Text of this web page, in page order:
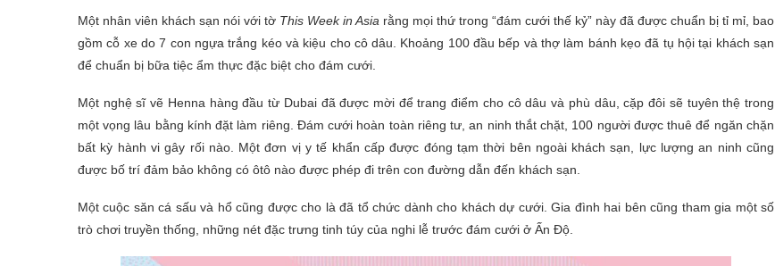
Một nhân viên khách sạn nói với tờ This Week in Asia rằng mọi thứ trong “đám cưới thế kỷ” này đã được chuẩn bị tỉ mỉ, bao
gồm cỗ xe do 7 con ngựa trắng kéo và kiệu cho cô dâu. Khoảng 100 đầu bếp và thợ làm bánh kẹo đã tụ hội tại khách sạn
để chuẩn bị bữa tiệc ẩm thực đặc biệt cho đám cưới.
Một nghệ sĩ vẽ Henna hàng đầu từ Dubai đã được mời để trang điểm cho cô dâu và phù dâu, cặp đôi sẽ tuyên thệ trong
một vọng lâu bằng kính đặt làm riêng. Đám cưới hoàn toàn riêng tư, an ninh thắt chặt, 100 người được thuê để ngăn chặn
bất kỳ hành vi gây rối nào. Một đơn vị y tế khẩn cấp được đóng tạm thời bên ngoài khách sạn, lực lượng an ninh cũng
được bố trí đảm bảo không có ôtô nào được phép đi trên con đường dẫn đến khách sạn.
Một cuộc săn cá sấu và hổ cũng được cho là đã tổ chức dành cho khách dự cưới. Gia đình hai bên cũng tham gia một số
trò chơi truyền thống, những nét đặc trưng tinh túy của nghi lễ trước đám cưới ở Ấn Độ.